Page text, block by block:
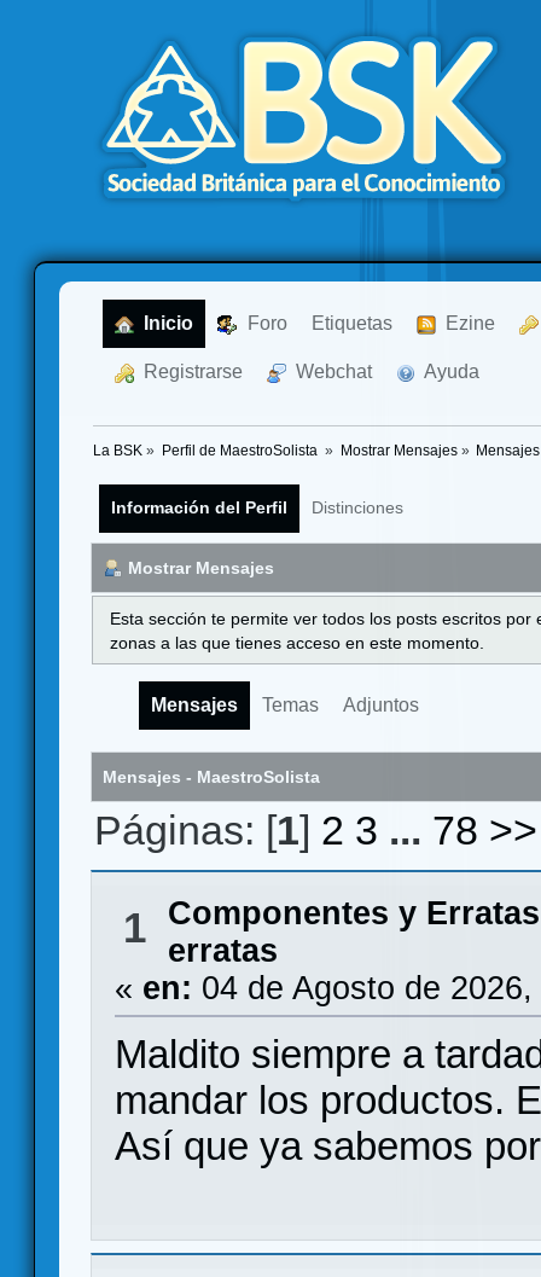
Inicio Foro Etiquetas Ezine
Registrarse Webchat Ayuda
La BSK » Perfil de MaestroSolista » Mostrar Mensajes» Mensajes
Información del Perfil Distinciones
Mostrar Mensajes
Esta sección te permite ver todos los posts escritos
zonas a las que tienes acceso en este momento.
Mensajes Temas Adjuntos
Mensajes - MaestroSolista
Páginas: [1] 2 3 ... 78 >>
1 Componentes y Erratas
erratas
« en: 04 de Agosto de
Maldito siempre a
mandar los productos.
Así que ya sabemos